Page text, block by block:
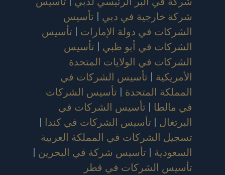
شركة خارجية في دبي | تأسيس
الشركات في دولة الإمارات | تأسيس
الشركات في أبو ظبي | تأسيس
الشركات في الولايات المتحدة
الأمريكية | تأسيس الشركات في
المملكة المتحدة | تأسيس الشركات
في مالطا | تأسيس الشركات في
البرتغال | تأسيس الشركات في كندا |
تسجيل الشركات في المملكة العربية
السعودية | تأسيس شركة في البحرين |
تأسيس الشركات في قطر